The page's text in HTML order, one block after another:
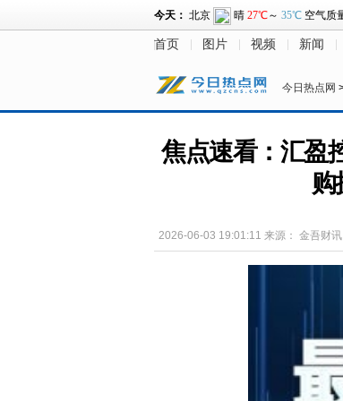
首页 图片 视频 新闻
今日热点网
焦点速看：汇盈
购
2026-06-03 19:01:11 来源： 金吾财讯